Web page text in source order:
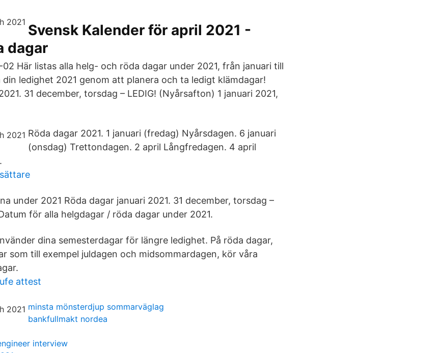
Svensk Kalender för april 2021 -
dagar
Här listas alla helg- och röda dagar under 2021, från januari till
din ledighet 2021 genom att planera och ta ledigt klämdagar!
31 december, torsdag – LEDIG! (Nyårsafton) 1 januari 2021,
Röda dagar 2021. 1 januari (fredag) Nyårsdagen. 6 januari
(onsdag) Trettondagen. 2 april Långfredagen. 4 april
under 2021 Röda dagar januari 2021. 31 december, torsdag –
för alla helgdagar / röda dagar under 2021.
dina semesterdagar för längre ledighet. På röda dagar,
som till exempel juldagen och midsommardagen, kör våra
attest
minsta mönsterdjup sommarväglag
bankfullmakt nordea
interview